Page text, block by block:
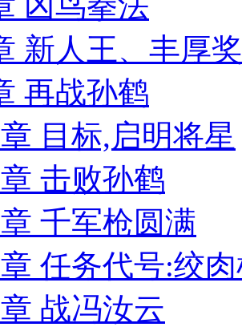
新人王、丰厚
再战孙鹤
目标,启明将星
击败孙鹤
千军枪圆满
任务代号:绞
战冯汝云